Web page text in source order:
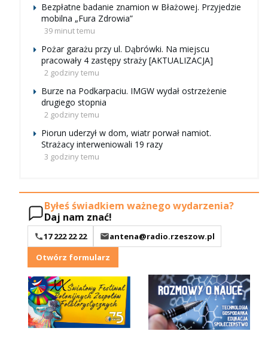
Bezpłatne badanie znamion w Błażowej. Przyjedzie
mobilna „Fura Zdrowia”
39 minut temu
Pożar garażu przy ul. Dąbrówki. Na miejscu
pracowały 4 zastępy straży [AKTUALIZACJA]
2 godziny temu
Burze na Podkarpaciu. IMGW wydał ostrzeżenie
drugiego stopnia
2 godziny temu
Piorun uderzył w dom, wiatr porwał namiot.
Strażacy interweniowali 19 razy
3 godziny temu
Byłeś świadkiem ważnego wydarzenia?
Daj nam znać!
17 222 22 22
antena@radio.rzeszow.pl
Otwórz formularz